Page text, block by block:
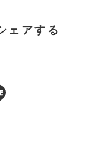
ェアする